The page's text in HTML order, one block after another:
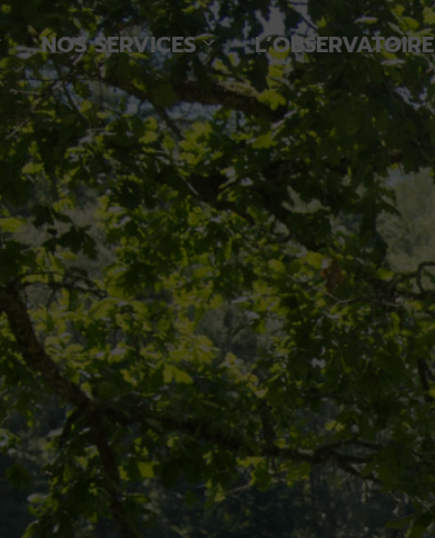
NOS SERVICES L’OBSERVATOIRE